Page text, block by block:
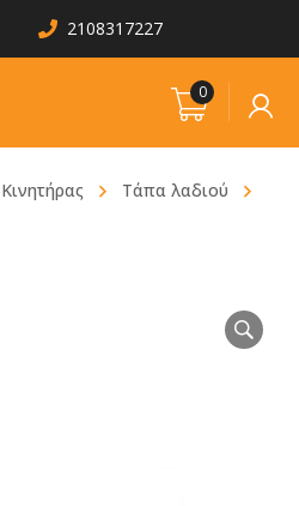
2108317227
0
Κινητήρας
Τάπα λαδιού